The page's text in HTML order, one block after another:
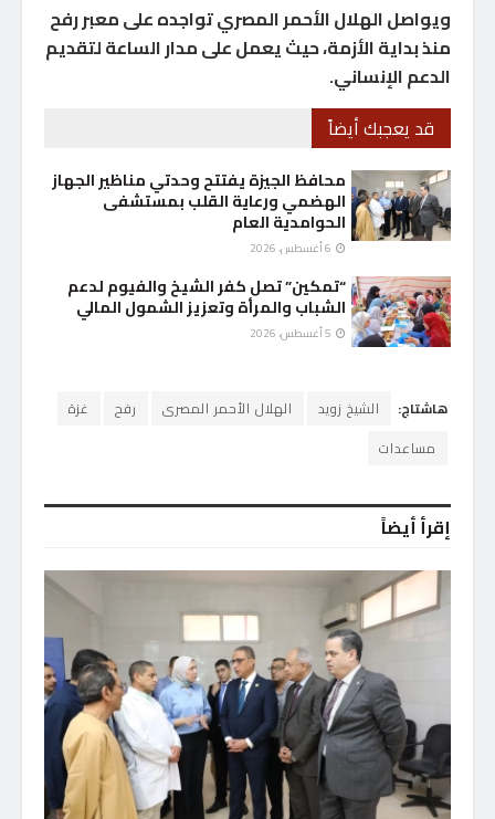
ويواصل الهلال الأحمر المصري تواجده على معبر رفح
منذ بداية الأزمة، حيث يعمل على مدار الساعة لتقديم
الدعم الإنساني.
قد يعجبك أيضاً
محافظ الجيزة يفتتح وحدتي مناظير الجهاز
الهضمي ورعاية القلب بمستشفى
الحوامدية العام
“تمكين” تصل كفر الشيخ والفيوم لدعم
الشباب والمرأة وتعزيز الشمول المالي
هاشتاج: الشيخ زويد الهلال الأحمر المصرى رفح
غزة
مساعدات
إقرأ أيضاً